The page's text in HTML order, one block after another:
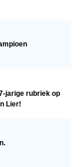
jarige rubriek op
Lier!